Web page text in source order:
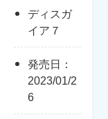
ディスガ
イア７
発売日：
2023/01/2
6